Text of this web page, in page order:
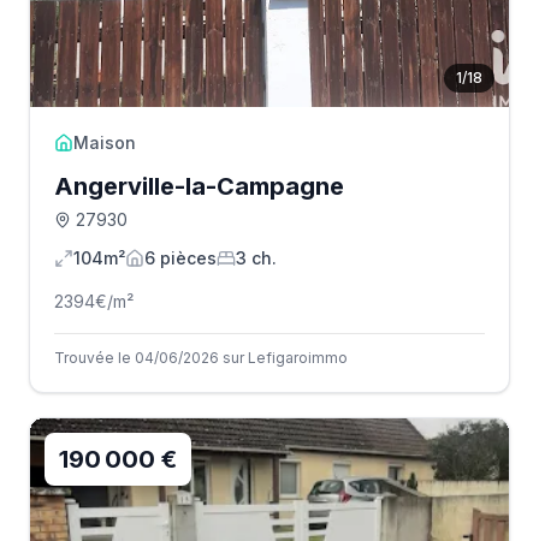
1/18
Maison
Angerville-la-Campagne
27930
104m²
6 pièces 3 ch.
2394€/m²
Trouvée le 04/06/2026 sur Lefigaroimmo
190 000 €